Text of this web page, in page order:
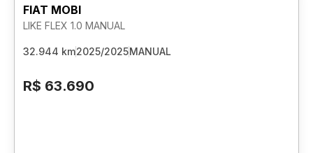
FIAT MOBI
LIKE FLEX 1.0 MANUAL
32.944 km2025/2025MANUAL
R$ 63.690